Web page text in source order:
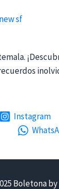
Instagram
Boletona